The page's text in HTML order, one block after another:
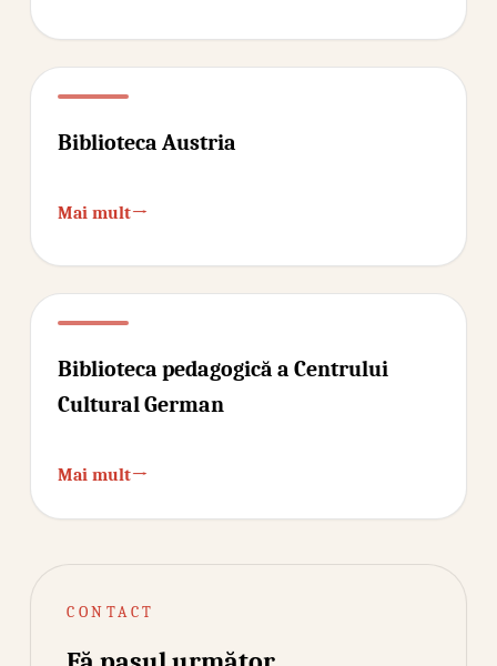
Biblioteca Austria
Mai mult→
Biblioteca pedagogică a Centrului
Cultural German
Mai mult→
CONTACT